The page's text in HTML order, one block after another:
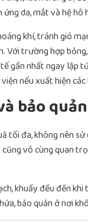
da, mắt và hệ
khí, tránh gió
Với trường hợp
gần nhất ngay lập
nếu xuất hiện
bảo quản
tối đa, không nên
vô cùng quan
khuấy đều đến
bảo quản ở nơi